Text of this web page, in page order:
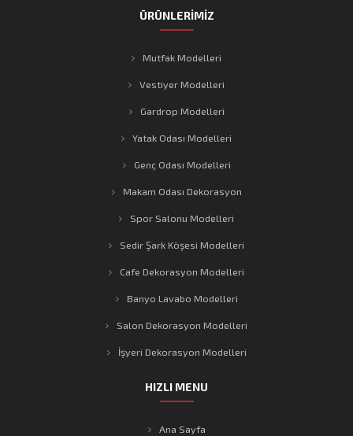
ÜRÜNLERİMİZ
Mutfak Modelleri
Vestiyer Modelleri
Gardrop Modelleri
Yatak Odası Modelleri
Genç Odası Modelleri
Makam Odası Dekorasyon
Spor Salonu Modelleri
Sedir Şark Köşesi Modelleri
Cafe Dekorasyon Modelleri
Banyo Lavabo Modelleri
Salon Dekorasyon Modelleri
İşyeri Dekorasyon Modelleri
HIZLI MENU
Ana Sayfa